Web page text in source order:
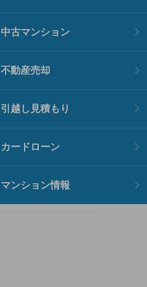
中古マンション
不動産売却
引越し見積もり
カードローン
マンション情報